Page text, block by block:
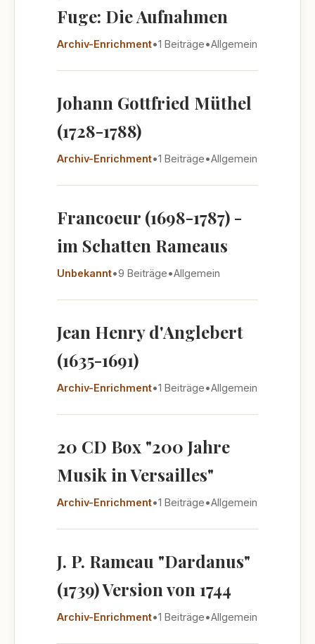
Fuge: Die Aufnahmen
Archiv-Enrichment•1 Beiträge•Allgemein
Johann Gottfried Müthel
(1728-1788)
Archiv-Enrichment•1 Beiträge•Allgemein
Francoeur (1698-1787) -
im Schatten Rameaus
Unbekannt•9 Beiträge•Allgemein
Jean Henry d'Anglebert
(1635-1691)
Archiv-Enrichment•1 Beiträge•Allgemein
20 CD Box "200 Jahre
Musik in Versailles"
Archiv-Enrichment•1 Beiträge•Allgemein
J. P. Rameau "Dardanus"
(1739) Version von 1744
Archiv-Enrichment•1 Beiträge•Allgemein